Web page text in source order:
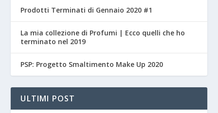
Prodotti Terminati di Gennaio 2020 #1
La mia collezione di Profumi | Ecco quelli che ho
terminato nel 2019
PSP: Progetto Smaltimento Make Up 2020
ULTIMI POST